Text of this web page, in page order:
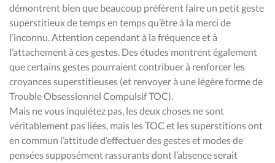
démontrent bien que beaucoup préfèrent faire un petit geste
superstitieux de temps en temps qu’être à la merci de
l’inconnu. Attention cependant à la fréquence et à
l’attachement à ces gestes. Des études montrent également
que certains gestes pourraient contribuer à renforcer les
croyances superstitieuses (et renvoyer à une légère forme de
Trouble Obsessionnel Compulsif TOC).
Mais ne vous inquiétez pas, les deux choses ne sont
véritablement pas liées, mais les TOC et les superstitions ont
en commun l’attitude d’effectuer des gestes et modes de
pensées supposément rassurants dont l’absence serait